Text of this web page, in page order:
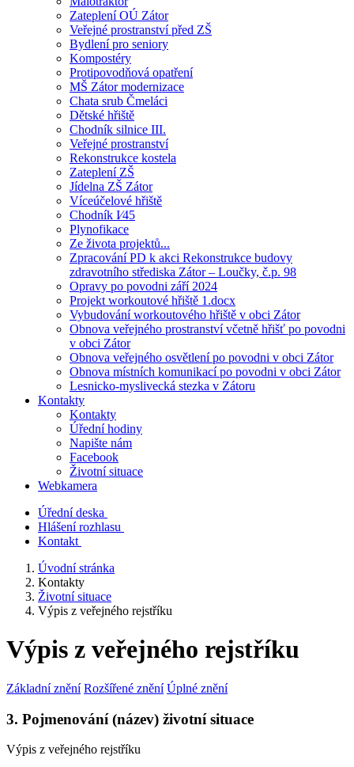
Zateplení OÚ Zátor
Veřejné prostranství před ZŠ
Bydlení pro seniory
Kompostéry
Protipovodňová opatření
MŠ Zátor modernizace
Chata srub Čmeláci
Dětské hřiště
Chodník silnice III.
Veřejné prostranství
Rekonstrukce kostela
Zateplení ZŠ
Jídelna ZŠ Zátor
Víceúčelové hřiště
Chodník I⁄45
Plynofikace
Ze života projektů...
Zpracování PD k akci Rekonstrukce budovy
zdravotního střediska Zátor – Loučky, č.p. 98
Opravy po povodni září 2024
Projekt workoutové hřiště 1.docx
Vybudování workoutového hřiště v obci Zátor
Obnova veřejného prostranství včetně hřišť po povodni
v obci Zátor
Obnova veřejného osvětlení po povodni v obci Zátor
Obnova místních komunikací po povodni v obci Zátor
Lesnicko-myslivecká stezka v Zátoru
Kontakty
Kontakty
Úřední hodiny
Napište nám
Facebook
Životní situace
Webkamera
Úřední deska
Hlášení rozhlasu
Kontakt
Úvodní stránka
Kontakty
Životní situace
Výpis z veřejného rejstříku
Výpis z veřejného rejstříku
Základní znění Rozšířené znění Úplné znění
3. Pojmenování (název) životní situace
Výpis z veřejného rejstříku